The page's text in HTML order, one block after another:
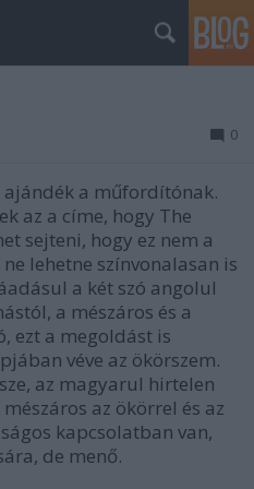
0
a műfordítónak.
az a címe, hogy The
sejteni, hogy ez nem a
lehetne színvonalasan is
a két szó angolul
a mészáros és a
ezt a megoldást is
véve az ökörszem.
az magyarul hirtelen
az ökörrel és az
kapcsolatban van,
de menő.